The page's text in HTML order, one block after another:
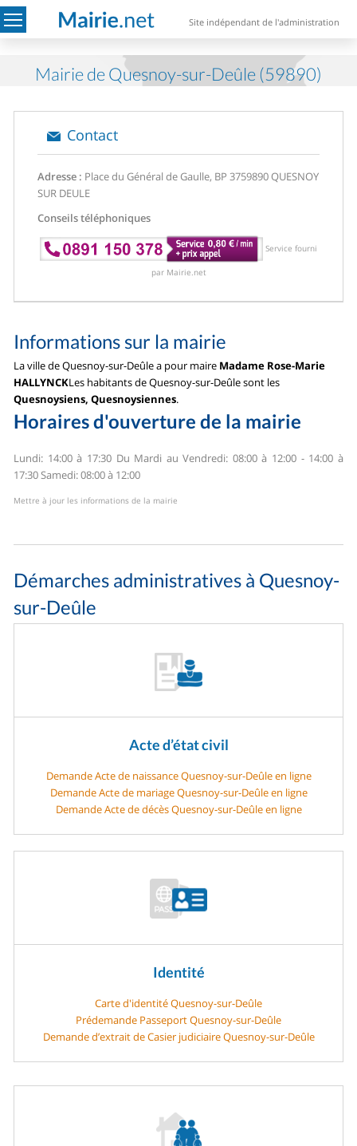
Site indépendant de l'administration
Mairie de Quesnoy-sur-Deûle (59890)
Contact
Adresse : Place du Général de Gaulle, BP 3759890 QUESNOY
SUR DEULE
Conseils téléphoniques
Service fourni
par Mairie.net
Informations sur la mairie
La ville de Quesnoy-sur-Deûle a pour maire Madame Rose-Marie
HALLYNCKLes habitants de Quesnoy-sur-Deûle sont les
Quesnoysiens, Quesnoysiennes.
Horaires d'ouverture de la mairie
Lundi: 14:00 à 17:30Du Mardi au Vendredi: 08:00 à 12:00 - 14:00 à
17:30Samedi: 08:00 à 12:00
Mettre à jour les informations de la mairie
Démarches administratives à Quesnoy-
sur-Deûle
Acte d’état civil
Demande Acte de naissance Quesnoy-sur-Deûle en ligne
Demande Acte de mariage Quesnoy-sur-Deûle en ligne
Demande Acte de décès Quesnoy-sur-Deûle en ligne
Identité
Carte d'identité Quesnoy-sur-Deûle
Prédemande Passeport Quesnoy-sur-Deûle
Demande d’extrait de Casier judiciaire Quesnoy-sur-Deûle